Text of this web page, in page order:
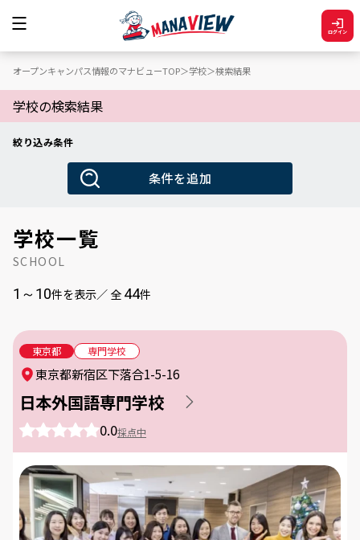
ログイン
オープンキャンパス情報のマナビューTOP 学校 検索結果
学校の検索結果
絞り込み条件
条件を追加
学校一覧
SCHOOL
1～10件を表示／ 全 44件
東京都 専門学校
日本外国語専門学校
0.0採点中
東京都新宿区下落合1-5-16
詳細検索
開催日
開催日：
北海道・東北
東海
九州・沖縄
種別
すべて
スクール 塾・予備校 高校・通信制高校
その他